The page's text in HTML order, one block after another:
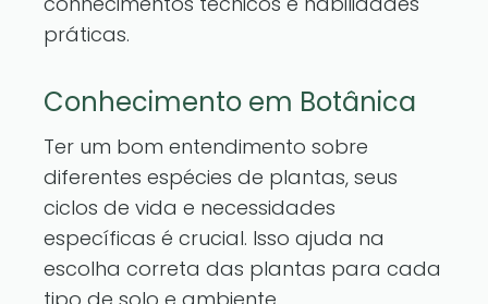
práticas.
Conhecimento em Botânica
Ter um bom entendimento sobre
diferentes espécies de plantas, seus
ciclos de vida e necessidades
específicas é crucial. Isso ajuda na
escolha correta das plantas para cada